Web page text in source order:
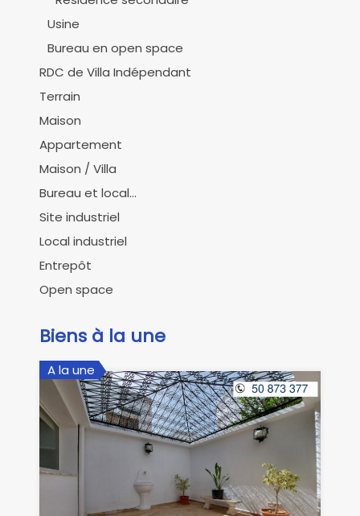
Usine
Bureau en open space
RDC de Villa Indépendant
Terrain
Maison
Appartement
Maison / Villa
Bureau et local...
Site industriel
Local industriel
Entrepôt
Open space
Biens à la une
A la une